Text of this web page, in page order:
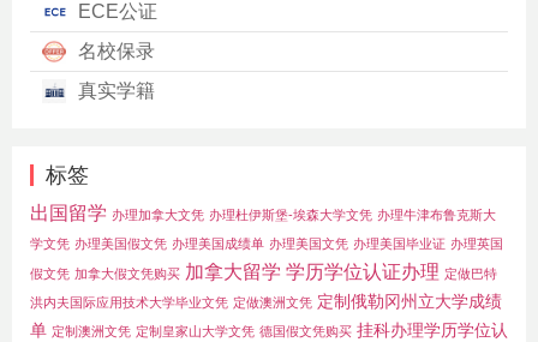
ECE公证
名校保录
真实学籍
标签
出国留学 办理加拿大文凭 办理杜伊斯堡-埃森大学文凭 办理牛津布鲁克斯大
学文凭 办理美国假文凭 办理美国成绩单 办理美国文凭 办理美国毕业证 办理英国
假文凭 加拿大假文凭购买 加拿大留学 学历学位认证办理 定做巴特
洪内夫国际应用技术大学毕业文凭 定做澳洲文凭 定制俄勒冈州立大学成绩
单 定制澳洲文凭 定制皇家山大学文凭 德国假文凭购买 挂科办理学历学位认